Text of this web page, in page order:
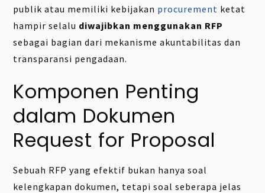
publik atau memiliki kebijakan procurement ketat
hampir selalu diwajibkan menggunakan RFP
sebagai bagian dari mekanisme akuntabilitas dan
transparansi pengadaan.
Komponen Penting
dalam Dokumen
Request for Proposal
Sebuah RFP yang efektif bukan hanya soal
kelengkapan dokumen, tetapi soal seberapa jelas